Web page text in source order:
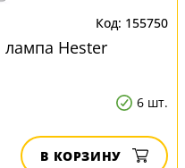
155750
лампа Hester
6 шт.
В КОРЗИНУ